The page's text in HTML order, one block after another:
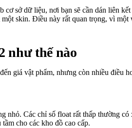
sở dữ liệu, nơi bạn sẽ cần dán liên
skin. Điều này rất quan trọng, vì
như thế nào
giá vật phẩm, nhưng còn nhiều điều
nhỏ. Các chỉ số float rất thấp thường
cho các kho đồ cao cấp.